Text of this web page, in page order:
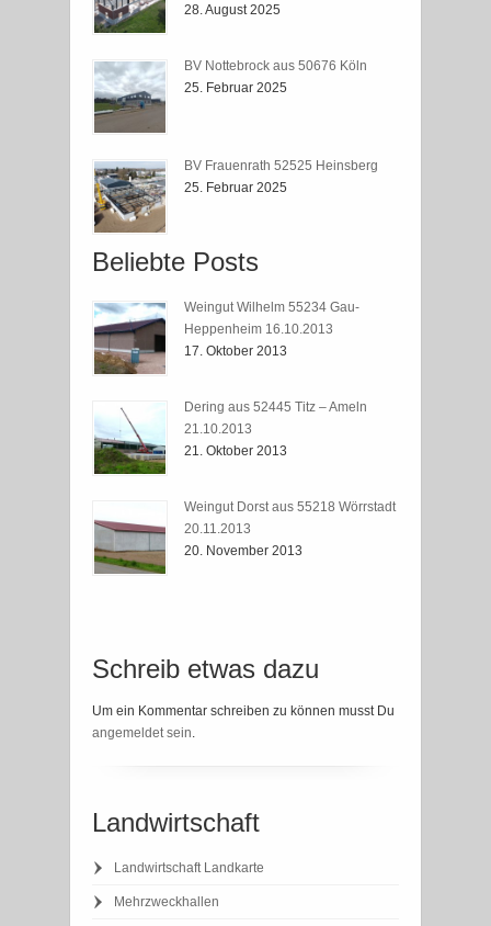
28. August 2025
BV Nottebrock aus 50676 Köln
25. Februar 2025
BV Frauenrath 52525 Heinsberg
25. Februar 2025
Beliebte Posts
Weingut Wilhelm 55234 Gau-
Heppenheim 16.10.2013
17. Oktober 2013
Dering aus 52445 Titz – Ameln
21.10.2013
21. Oktober 2013
Weingut Dorst aus 55218 Wörrstadt
20.11.2013
20. November 2013
Schreib etwas dazu
Um ein Kommentar schreiben zu können musst Du
angemeldet sein
Landwirtschaft
Landwirtschaft Landkarte
Mehrzweckhallen